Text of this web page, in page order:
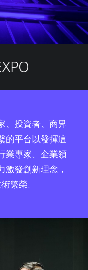
、投資者、商界
的平台以發揮這
業專家、企業領
激發創新理念，
繁榮。